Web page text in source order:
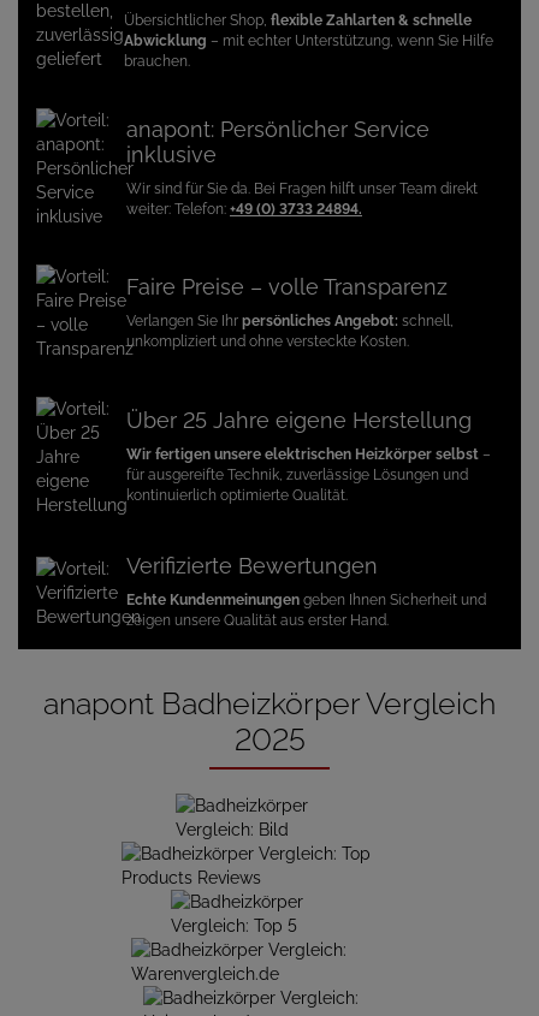
Übersichtlicher Shop, flexible Zahlarten & schnelle
Abwicklung – mit echter Unterstützung, wenn Sie Hilfe
brauchen.
anapont: Persönlicher Service
inklusive
Wir sind für Sie da. Bei Fragen hilft unser Team direkt
weiter: Telefon: +49 (0) 3733 24894.
Faire Preise – volle Transparenz
Verlangen Sie Ihr persönliches Angebot: schnell,
unkompliziert und ohne versteckte Kosten.
Über 25 Jahre eigene Herstellung
Wir fertigen unsere elektrischen Heizkörper selbst –
für ausgereifte Technik, zuverlässige Lösungen und
kontinuierlich optimierte Qualität.
Verifizierte Bewertungen
Echte Kundenmeinungen geben Ihnen Sicherheit und
zeigen unsere Qualität aus erster Hand.
anapont Badheizkörper Vergleich
2025